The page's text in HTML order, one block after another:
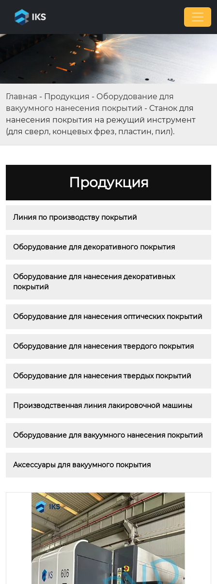
Главная - Продукция - Оборудование для
вакуумного нанесения покрытий - Станок для
нанесения покрытия на режущий инструмент
(для сверл, концевых фрез, пластин, пил).
Продукция
Линия по производству покрытий
Оборудование для декоративного покрытия
Оборудование для нанесения декоративных
покрытий
Оборудование для нанесения оптических покрытий
Оборудование для нанесения твердого покрытия
Оборудование для нанесения твердых покрытий
Производственная линия лакировочной машины
Оборудование для вакуумного нанесения покрытий
Аксессуары для вакуумного покрытия